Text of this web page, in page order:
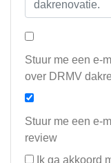
Stuur me een e-
over DRMV
Stuur me een e-
review
Ik ga akkoord